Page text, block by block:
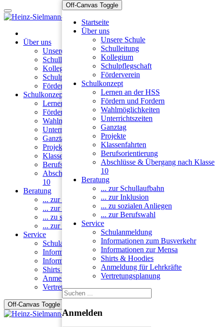
Über uns
Unsere Schule
Schulleitung
Kollegium
Schulpflegschaft
Förderverein
Schulkonzept
Lernen an der HSS
Fördern und Fordern
Wahlmöglichkeiten
Unterrichtszeiten
Ganztag
Projekte
Klassenfahrten
Berufsorientierung
Abschlüsse & Übergang nach Klasse
10
Beratung
... zur Schullaufbahn
... zur Inklusion
... zu sozialen Anliegen
... zur Berufswahl
Service
Schulanmeldung
Informationen zum Busverkehr
Informationen zur Mensa
Shirts & Hoodies
Anmeldung für Lehrkräfte
Vertretungsplanung
Off-Canvas Toggle
Off-Canvas Toggle
Startseite
Über uns
Unsere Schule
Schulleitung
Kollegium
Schulpflegschaft
Förderverein
Schulkonzept
Lernen an der HSS
Fördern und Fordern
Wahlmöglichkeiten
Unterrichtszeiten
Ganztag
Projekte
Klassenfahrten
Berufsorientierung
Abschlüsse & Übergang nach Klasse
10
Beratung
... zur Schullaufbahn
... zur Inklusion
... zu sozialen Anliegen
... zur Berufswahl
Service
Schulanmeldung
Informationen zum Busverkehr
Informationen zur Mensa
Shirts & Hoodies
Anmeldung für Lehrkräfte
Vertretungsplanung
Anmelden